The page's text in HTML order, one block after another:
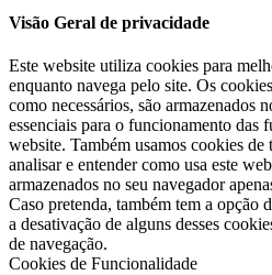
Visão Geral de privacidade
Este website utiliza cookies para
enquanto navega pelo site. Os
como necessários, são armazenados
essenciais para o funcionamento das
website. Também usamos cookies de
analisar e entender como usa este
armazenados no seu navegador
Caso pretenda, também tem a opção
a desativação de alguns desses
de navegação.
Cookies de Funcionalidade